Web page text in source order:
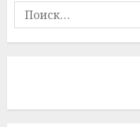
Найти: